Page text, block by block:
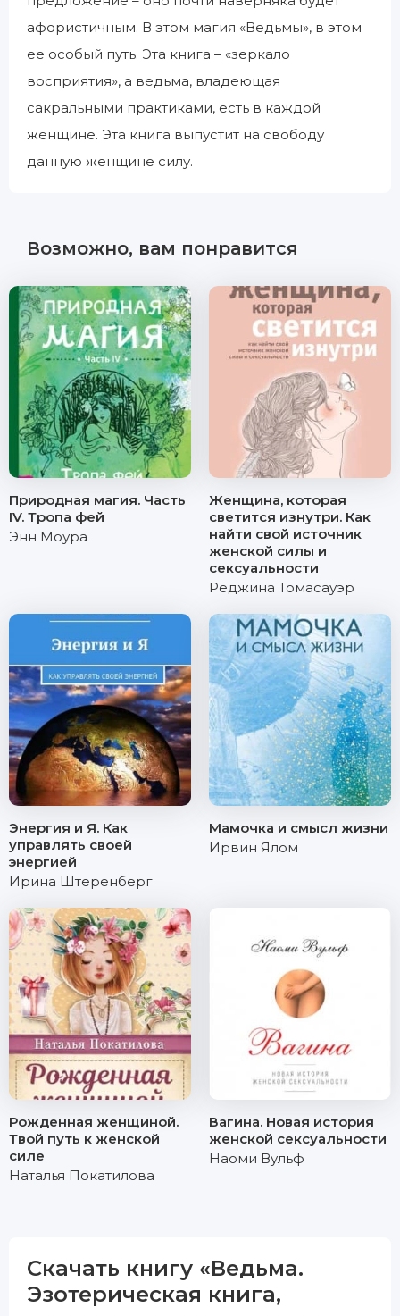
афористичным. В этом магия «Ведьмы», в этом
ее особый путь. Эта книга – «зеркало
восприятия», а ведьма, владеющая
сакральными практиками, есть в каждой
женщине. Эта книга выпустит на свободу
данную женщине силу.
Возможно, вам понравится
Природная магия. Часть
IV. Тропа фей
Энн Моура
Женщина, которая
светится изнутри. Как
найти свой источник
женской силы и
сексуальности
Реджина Томасауэр
Энергия и Я. Как
управлять своей
энергией
Ирина Штеренберг
Мамочка и смысл жизни
Ирвин Ялом
Рожденная женщиной.
Твой путь к женской
силе
Наталья Покатилова
Вагина. Новая история
женской сексуальности
Наоми Вульф
Скачать книгу «Ведьма.
Эзотерическая книга,